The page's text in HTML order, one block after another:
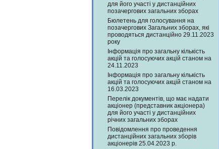
для його участі у дистанційних
позачергових загальних зборах
Бюлетень для голосування на
позачергових Загальних зборах, які
проводяться дистанційно 29.11.2023
року
Інформація про загальну кількість
акцій та голосуючих акцій станом на
24.11.2023
Інформація про загальну кількість
акцій та голосуючих акцій станом на
16.03.2023
Перелік документів, що має надати
акціонер (представник акціонера)
для його участі у дистанційних
річних загальних зборах
Повідомлення про проведення
дистанційних загальних зборів
акціонерів 25.04.2023 р.